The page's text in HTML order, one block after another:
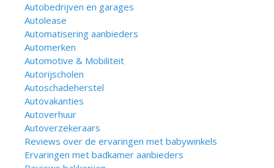
Autobedrijven en garages
Autolease
Automatisering aanbieders
Automerken
Automotive & Mobiliteit
Autorijscholen
Autoschadeherstel
Autovakanties
Autoverhuur
Autoverzekeraars
Reviews over de ervaringen met babywinkels
Ervaringen met badkamer aanbieders